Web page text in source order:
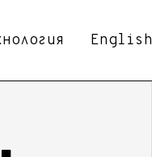
English